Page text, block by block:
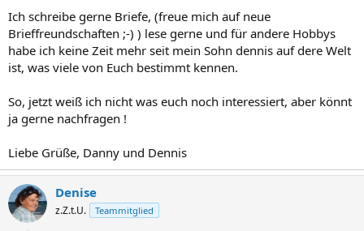
Ich schreibe gerne Briefe, (freue mich auf neue
Brieffreundschaften ;-) ) lese gerne und für andere Hobbys
habe ich keine Zeit mehr seit mein Sohn dennis auf dere Welt
ist, was viele von Euch bestimmt kennen.
So, jetzt weiß ich nicht was euch noch interessiert, aber könnt
ja gerne nachfragen !
Liebe Grüße, Danny und Dennis
Denise
z.Z.t.U. Teammitglied